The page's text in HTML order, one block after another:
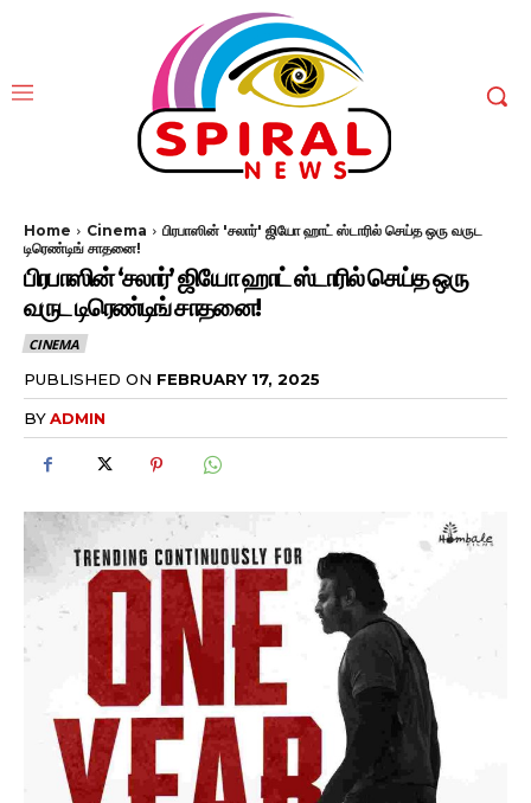
Home Cinema
பிரபாஸின் 'சலார்' ஜியோ ஹாட் ஸ்டாரில் செய்த ஒரு வருட
டிரெண்டிங் சாதனை!
பிரபாஸின் ‘சலார்’ ஜியோ ஹாட் ஸ்டாரில் செய்த ஒரு
வருட டிரெண்டிங் சாதனை!
CINEMA
PUBLISHED ON FEBRUARY 17, 2025
BYADMIN